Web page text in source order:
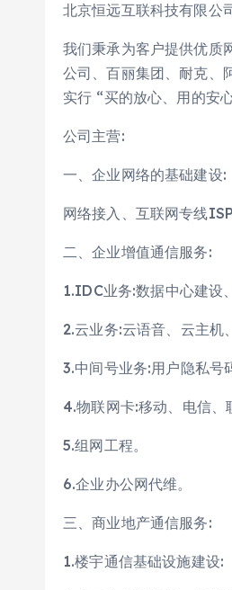
北京恒远互联科技有限公
我们秉承为客户提供优质
公司、百丽集团、耐克、
实行 “买的放心、用的安
公司主营:
一、企业网络的基础建设:
网络接入、互联网专线
二、企业增值通信服务:
1.IDC业务:数据中心建设
2.云业务:云语音、云主机
3.中间号业务:用户隐私号
4.物联网卡:移动、电信、
5.组网工程。
6.企业办公网代维。
三、商业地产通信服务:
1.楼宇通信基础设施建设: